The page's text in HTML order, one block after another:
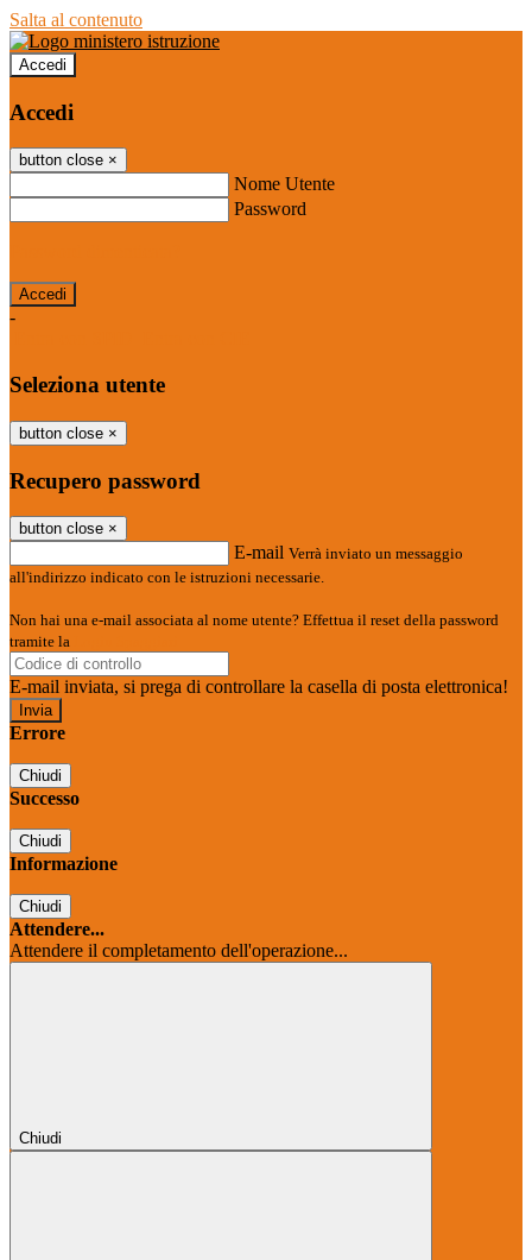
Salta al contenuto
Accedi
Accedi
button close ×
Nome Utente
Password
-
Seleziona utente
button close ×
Recupero password
button close ×
E-mail Verrà inviato un messaggio
all'indirizzo indicato con le istruzioni necessarie.
Non hai una e-mail associata al nome utente? Effettua il reset della password
tramite la
E-mail inviata, si prega di controllare la casella di posta elettronica!
Errore
Chiudi
Successo
Chiudi
Informazione
Chiudi
Attendere...
Attendere il completamento dell'operazione...
Chiudi